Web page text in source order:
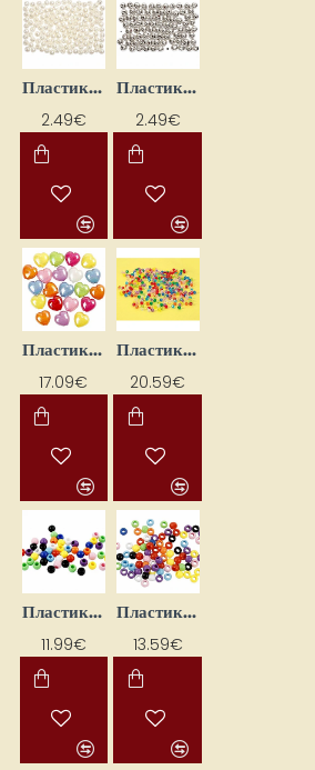
Пластиковые бусины (150 шт.)
2.49€
Пластиковые бусины (150 шт.)
2.49€
Пластиковые бусины (15x15 мм, 465 г)
17.09€
Пластиковые бусины (1600 шт.)
20.59€
Пластиковые бусины (415 г)
11.99€
Пластиковые бусины (425 г)
13.59€